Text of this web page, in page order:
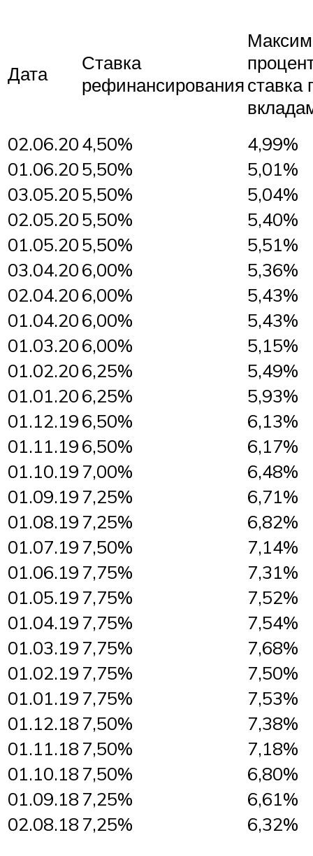
Дата
Ставка
рефинансированияставка
02.06.204,50%
4,99%
01.06.205,50%
5,01%
03.05.205,50%
5,04%
02.05.205,50%
5,40%
01.05.205,50%
5,51%
03.04.206,00%
5,36%
02.04.206,00%
5,43%
01.04.206,00%
5,43%
01.03.206,00%
5,15%
01.02.206,25%
5,49%
01.01.206,25%
5,93%
01.12.196,50%
6,13%
01.11.196,50%
6,17%
01.10.19 7,00%
6,48%
01.09.19 7,25%
6,71%
01.08.19 7,25%
6,82%
01.07.19 7,50%
7,14%
01.06.19 7,75%
7,31%
01.05.19 7,75%
7,52%
01.04.19 7,75%
7,54%
01.03.19 7,75%
7,68%
01.02.19 7,75%
7,50%
01.01.19 7,75%
7,53%
01.12.18 7,50%
7,38%
01.11.18 7,50%
7,18%
01.10.18 7,50%
6,80%
01.09.18 7,25%
6,61%
02.08.18 7,25% 6,32%